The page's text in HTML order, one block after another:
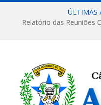
ÚLTIMAS
Relatório das Reuniões